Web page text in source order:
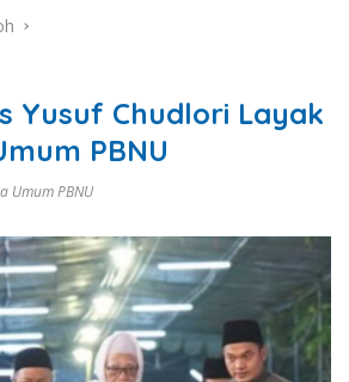
Yusuf Chudlori Layak
PBNU
Umum PBNU